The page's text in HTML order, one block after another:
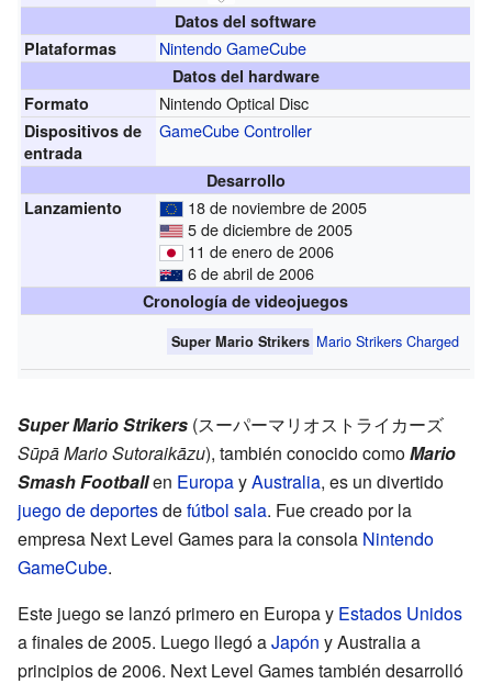
Datos del software
Plataformas
Nintendo GameCube
Datos del hardware
Formato
Nintendo Optical Disc
Dispositivos de
entrada
GameCube Controller
Desarrollo
Lanzamiento
18 de noviembre de 2005
5 de diciembre de 2005
11 de enero de 2006
6 de abril de 2006
Cronología de videojuegos
Super Mario Strikers Mario Strikers Charged
Super Mario Strikers (スーパーマリオストライカーズ
Sūpā Mario Sutoraikāzu), también conocido comoMario
Smash Footballen EuropayAustralia, es un divertido
juego de deportesdefútbol sala. Fue creado por la
empresa Next Level Games para la consola Nintendo
GameCube.
Este juego se lanzó primero en Europa y Estados Unidos
a finales de 2005. Luego llegó aJapón y Australia a
principios de 2006. Next Level Games también desarrolló